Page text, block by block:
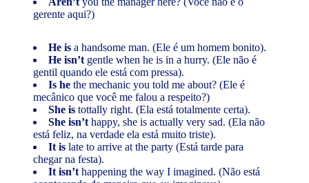
gerente aqui?)
He is a handsome man. (Ele é um homem bonito).
He isn’t gentle when he is in a hurry. (Ele não é
gentil quando ele está com pressa).
Is he the mechanic you told me about? (Ele é
mecânico que você me falou a respeito?)
She is tottally right. (Ela está totalmente certa).
She isn’t happy, she is actually very sad. (Ela não
está feliz, na verdade ela está muito triste).
It is late to arrive at the party (Está tarde para
chegar na festa).
It isn’t happening the way I imagined. (Não está